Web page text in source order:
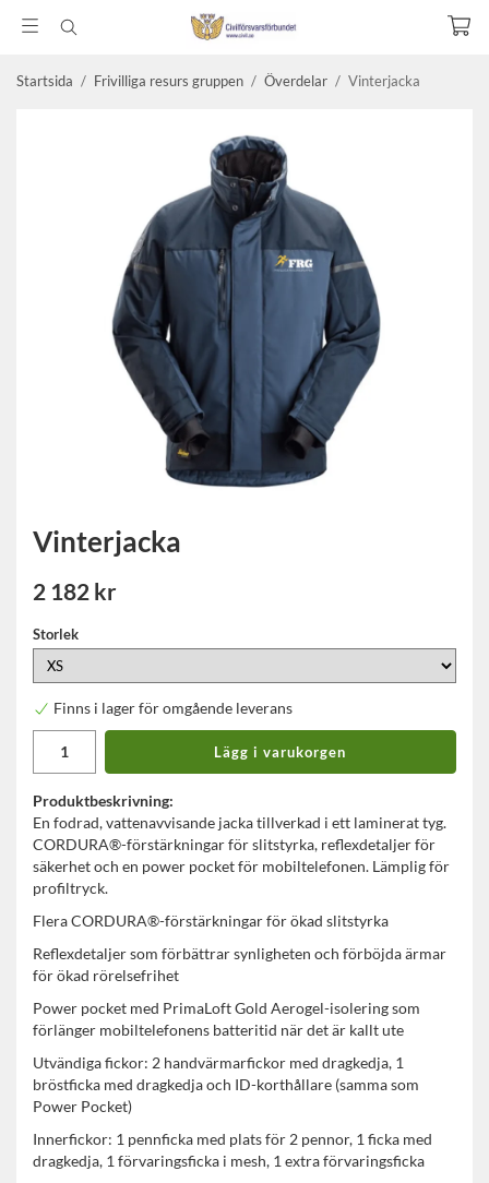
Startsida / Frivilliga resurs gruppen / Överdelar / Vinterjacka
Vinterjacka
2 182 kr
Storlek
Finns i lager för omgående leverans
Lägg i varukorgen
Produktbeskrivning:
En fodrad, vattenavvisande jacka tillverkad i ett laminerat tyg.
CORDURA®-förstärkningar för slitstyrka, reflexdetaljer för
säkerhet och en power pocket för mobiltelefonen. Lämplig för
profiltryck.
Flera CORDURA®-förstärkningar för ökad slitstyrka
Reflexdetaljer som förbättrar synligheten och förböjda ärmar
för ökad rörelsefrihet
Power pocket med PrimaLoft Gold Aerogel-isolering som
förlänger mobiltelefonens batteritid när det är kallt ute
Utvändiga fickor: 2 handvärmarfickor med dragkedja, 1
bröstficka med dragkedja och ID-korthållare (samma som
Power Pocket)
Innerfickor: 1 pennficka med plats för 2 pennor, 1 ficka med
dragkedja, 1 förvaringsficka i mesh, 1 extra förvaringsficka